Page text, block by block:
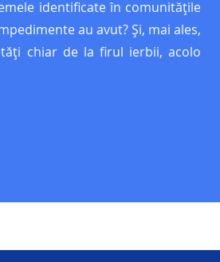
identificate în comunitățile
au avut? Și, mai ales,
chiar de la firul ierbii, acolo